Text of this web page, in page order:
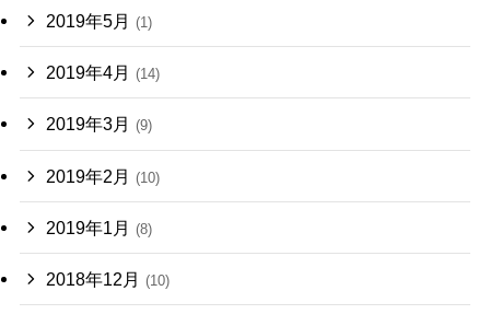
2019年5月 (1)
2019年4月 (14)
2019年3月 (9)
2019年2月 (10)
2019年1月 (8)
2018年12月 (10)